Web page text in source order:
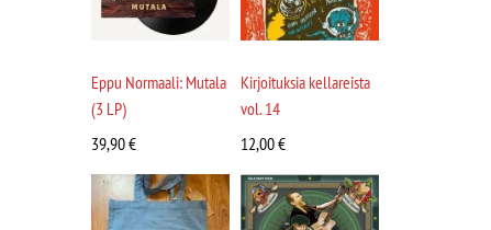
Eppu Normaali: Mutala
(3 LP)
39,90€
Kirjoituksia kellareista
vol. 14
12,00€